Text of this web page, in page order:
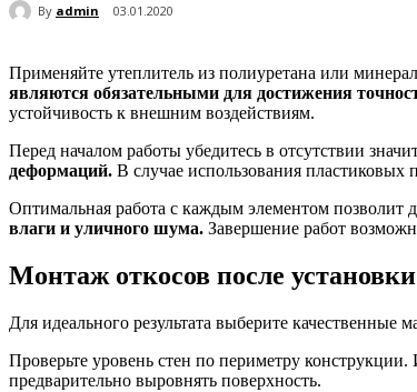
By admin 03.01.2020
Применяйте утеплитель из полиуретана или
являются обязательными для достижения
устойчивость к внешним воздействиям.
Перед началом работы убедитесь в отсутствии
деформаций. В случае использования пластиковых
Оптимальная работа с каждым элементом позволит
влаги и уличного шума. Завершение работ
Монтаж откосов после
Для идеального результата выберите
Проверьте уровень стен по периметру
предварительно выровнять поверхность.